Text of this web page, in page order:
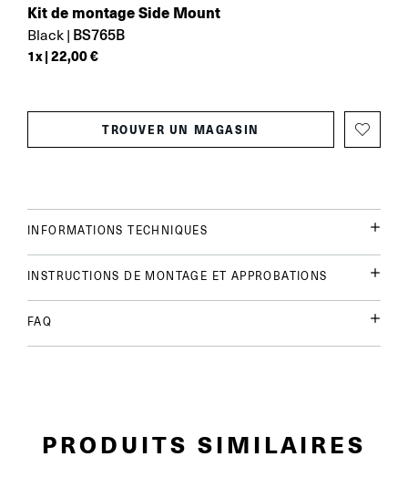
Kit de montage Side Mount
Black | BS765B
1x | 22,00 €
TROUVER UN MAGASIN
INFORMATIONS TECHNIQUES
INSTRUCTIONS DE MONTAGE ET APPROBATIONS
FAQ
PRODUITS SIMILAIRES